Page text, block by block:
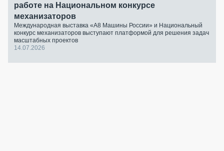
работе на Национальном конкурсе
механизаторов
Международная выставка «А8 Машины России» и Национальный
конкурс механизаторов выступают платформой для решения задач
масштабных проектов
14.07.2026